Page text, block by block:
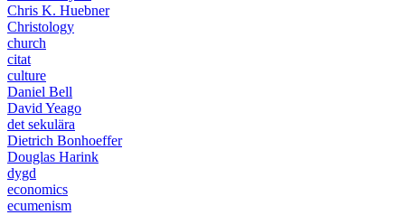
Chris K. Huebner
Christology
church
citat
culture
Daniel Bell
David Yeago
det sekulära
Dietrich Bonhoeffer
Douglas Harink
dygd
economics
ecumenism